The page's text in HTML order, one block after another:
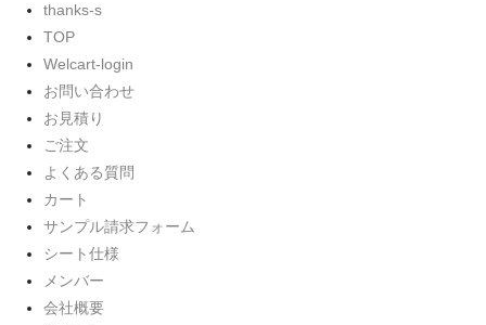
thanks-s
TOP
Welcart-login
お問い合わせ
お見積り
ご注文
よくある質問
カート
サンプル請求フォーム
シート仕様
メンバー
会社概要